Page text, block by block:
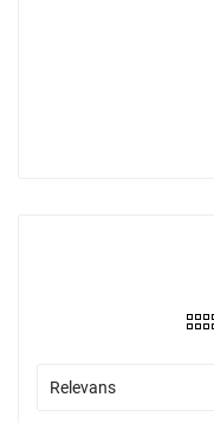
Relevans